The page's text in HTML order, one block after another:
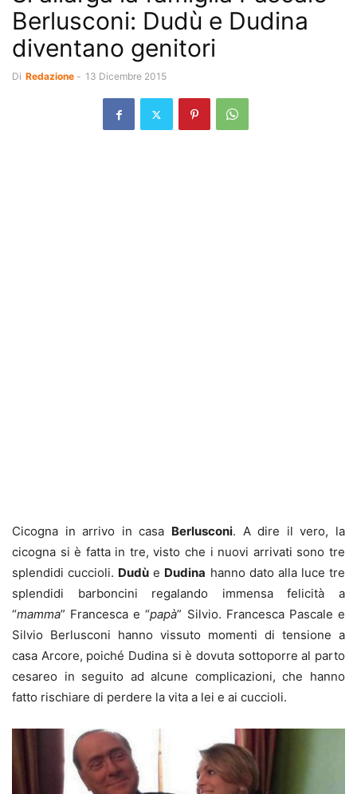
Berlusconi: Dudù e Dudina
diventano genitori
Di Redazione - 13 Dicembre 2015
Cicogna in arrivo in casa Berlusconi. A dire il vero, la
cicogna si è fatta in tre, visto che i nuovi arrivati sono tre
splendidi cuccioli. Dudù e Dudina hanno dato alla luce tre
splendidi barboncini regalando immensa felicità a
“mamma” Francesca e “papà” Silvio. Francesca Pascale e
Silvio Berlusconi hanno vissuto momenti di tensione a
casa Arcore, poiché Dudina si è dovuta sottoporre al parto
cesareo in seguito ad alcune complicazioni, che hanno
fatto rischiare di perdere la vita a lei e ai cuccioli.